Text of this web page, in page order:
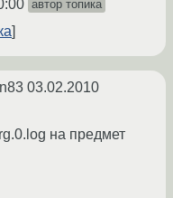
автор топика
03.02.2010
на предмет